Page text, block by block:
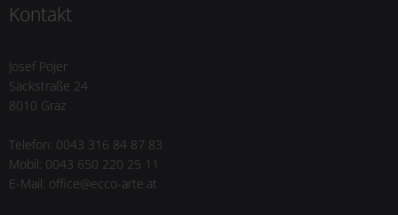
Kontakt
Josef Pojer
Sackstraße 24
8010 Graz
Telefon: 0043 316 84 87 83
Mobil: 0043 650 220 25 11
E-Mail: office@ecco-arte.at